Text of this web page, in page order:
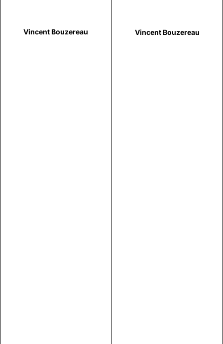
Vincent Bouzereau Vincent Bouzereau